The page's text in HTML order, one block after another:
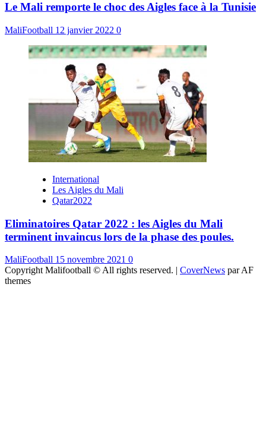
Le Mali remporte le choc des Aigles face à la Tunisie
MaliFootball 12 janvier 2022 0
International
Les Aigles du Mali
Qatar2022
Eliminatoires Qatar 2022 : les Aigles du Mali
terminent invaincus lors de la phase des poules.
MaliFootball 15 novembre 2021 0
Copyright Malifootball © All rights reserved. | CoverNews par AF
themes